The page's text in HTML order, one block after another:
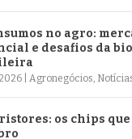
no agro:
e desafios da
|Agronegócios,
os chips